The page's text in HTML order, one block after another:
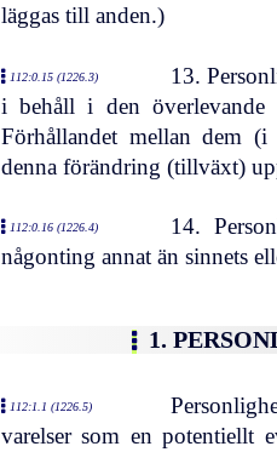
läggas till anden.)
112:0.15 (1226.3)
13.
i behåll i den överlevande
Förhållandet mellan dem
denna förändring (tillväxt)
112:0.16 (1226.4)
14.
någonting annat än sinnets
1.
112:1.1 (1226.5)
varelser som en potentiellt